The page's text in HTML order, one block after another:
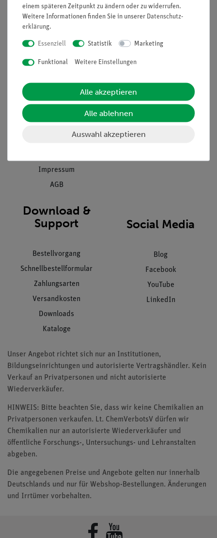
Informationen
Unternehmen
Kontakt
Hinweisgeberschutz
Impressum
AGB
Übersicht Service
Inventarisierungs- &
Einräumservice
Inbetriebnahme & Schulungen
Kundendienst
Download &
Support
Bestellvorgang
Schnellbestellformular
Zahlungsarten
Versandkosten
Downloads
Kataloge
Social Media
Blog
Facebook
YouTube
LinkedIn
Unser Angebot richtet sich nur an Institutionen,
Bildungseinrichtungen und autorisierte Vertragshändler. Kein
Verkauf an Privatpersonen und nicht autorisierte
Wiederverkäufer.
HINWEIS: Bitte beachten Sie, dass wir keine Chemikalien an
Privatpersonen verkaufen. Lt. ChemVerbotsV dürfen wir
Chemikalien nur an autorisierte Wiederverkäufer und
öffentliche Forschungs-, Untersuchungs- und Lehranstalten
abgeben.
Die angegebenen Preise und Angebote gelten nur innerhalb
Deutschlands und nur für Webshop-Bestellungen. Änderungen
und Irrtümer vorbehalten.
einem späteren Zeitpunkt zu ändern oder zu widerrufen.
Weitere Informationen finden Sie in unserer Daten­schutz­
erklärung.
Essenziell Statistik Marketing
Funktional Weitere Einstellungen
Alle akzeptieren
Alle ablehnen
Auswahl akzeptieren